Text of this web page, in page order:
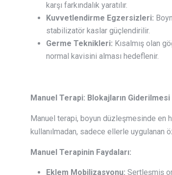
karşı farkındalık yaratılır.
Kuvvetlendirme Egzersizleri:
stabilizatör kaslar güçlendirilir.
Germe Teknikleri: Kısalmış olan
normal kavisini alması hedeflenir.
Manuel Terapi: Blokajların Giderilmesi
Manuel terapi, boyun düzleşmesinde en
kullanılmadan, sadece ellerle uygulanan
Manuel Terapinin Faydaları:
Eklem Mobilizasyonu: Sertleşmiş